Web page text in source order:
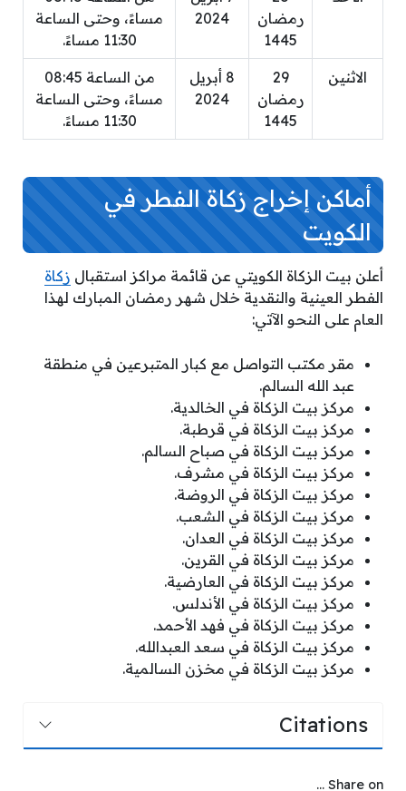
رمضان
1445
2024
مساءً، وحتى الساعة
11:30 مساءً.
الاثنين
29
رمضان
1445
8 أبريل
2024
من الساعة 08:45
مساءً، وحتى الساعة
11:30 مساءً.
أماكن إخراج زكاة الفطر في
الكويت
أعلن بيت الزكاة الكويتي عن قائمة مراكز استقبال زكاة
الفطر العينية والنقدية خلال شهر رمضان المبارك لهذا
العام على النحو الآتي:
مقر مكتب التواصل مع كبار المتبرعين في منطقة
عبد الله السالم.
مركز بيت الزكاة في الخالدية.
مركز بيت الزكاة في قرطبة.
مركز بيت الزكاة في صباح السالم.
مركز بيت الزكاة في مشرف.
مركز بيت الزكاة في الروضة.
مركز بيت الزكاة في الشعب.
مركز بيت الزكاة في العدان.
مركز بيت الزكاة في القرين.
مركز بيت الزكاة في العارضية.
مركز بيت الزكاة في الأندلس.
مركز بيت الزكاة في فهد الأحمد.
مركز بيت الزكاة في سعد العبدالله.
مركز بيت الزكاة في مخزن السالمية.
Citations
Share on ...